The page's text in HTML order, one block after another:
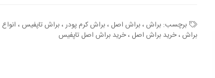
برچسب:براش ، براش اصل ، براش کرم پودر ، براش تاپفیس ، انواع
براش ، خرید براش اصل ، خرید براش اصل تاپفیس